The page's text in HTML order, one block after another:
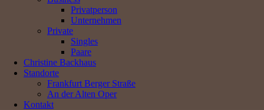
Privatperson
Unternehmen
Private
Singles
Paare
Christine Backhaus
Standorte
Frankfurt Berger Straße
An der Alten Oper
Kontakt